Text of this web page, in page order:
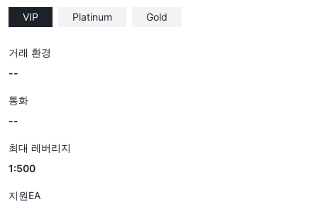
VIP Platinum Gold
거래 환경
--
통화
--
최대 레버리지
1:500
지원EA